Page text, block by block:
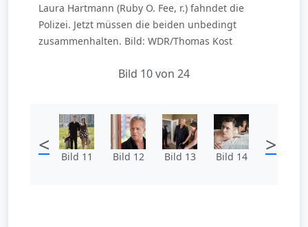
Laura Hartmann (Ruby O. Fee, r.) fahndet die
Polizei. Jetzt müssen die beiden unbedingt
zusammenhalten. Bild: WDR/Thomas Kost
Bild 10 von 24
< Bild 11 Bild 12 Bild 13 Bild 14 >